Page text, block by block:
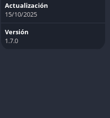
Actualización
15/10/2025
Versión
1.7.0